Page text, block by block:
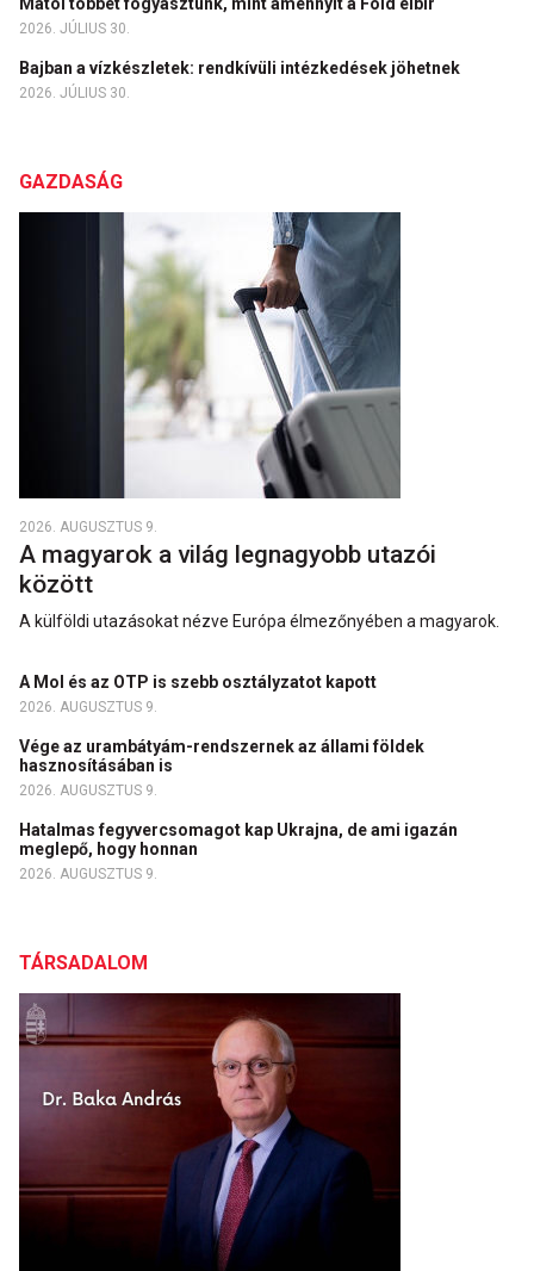
2026. JÚLIUS 30.
Bajban a vízkészletek: rendkívüli intézkedések jöhetnek
2026. JÚLIUS 30.
GAZDASÁG
2026. AUGUSZTUS 9.
A magyarok a világ legnagyobb utazói
között
A külföldi utazásokat nézve Európa élmezőnyében a magyarok.
A Mol és az OTP is szebb osztályzatot kapott
2026. AUGUSZTUS 9.
Vége az urambátyám-rendszernek az állami földek
hasznosításában is
2026. AUGUSZTUS 9.
Hatalmas fegyvercsomagot kap Ukrajna, de ami igazán
meglepő, hogy honnan
2026. AUGUSZTUS 9.
TÁRSADALOM